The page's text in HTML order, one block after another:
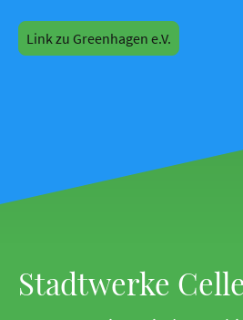
Link zu Greenhagen e.V.
Stadtwerke Celle